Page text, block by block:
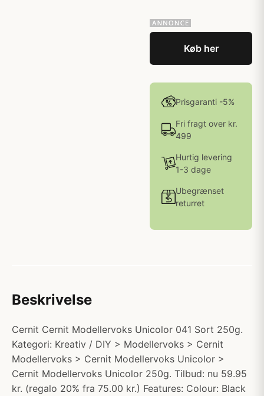
Køb her
Prisgaranti -5%
Fri fragt over kr.
499
Hurtig levering
1-3 dage
Ubegrænset
returret
Beskrivelse
Cernit Cernit Modellervoks Unicolor 041 Sort 250g.
Kategori: Kreativ / DIY > Modellervoks > Cernit
Modellervoks > Cernit Modellervoks Unicolor >
Cernit Modellervoks Unicolor 250g. Tilbud: nu 59.95
kr. (regalo 20% fra 75.00 kr.) Features: Colour: Black